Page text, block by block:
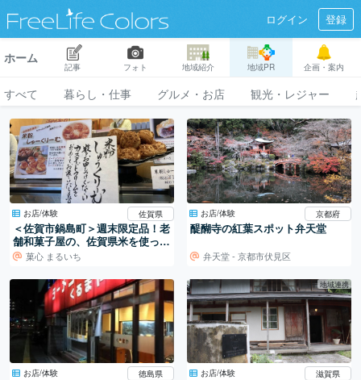
ログイン 登録
ホーム
記事 フォト 地域紹介 地域PR 企画・案内
すべて 暮らし・仕事 グルメ・お店 観光・レジャー
お店/体験 佐賀県
＜佐賀市鍋島町＞週末限定品！老
舗和菓子屋の、佐賀県米を使っ
た“米粉”でつくられたシュークリ
菓心 まるいち
お店/体験 京都府
醍醐寺の紅葉スポット弁天堂
弁天堂 - 京都市伏見区
お店/体験 徳島県
地域連携
お店/体験 滋賀県